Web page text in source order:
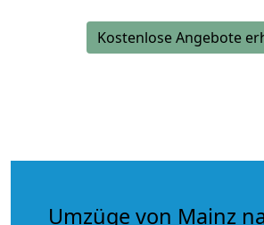
Kostenlose Angebote
Umzüge von Mainz